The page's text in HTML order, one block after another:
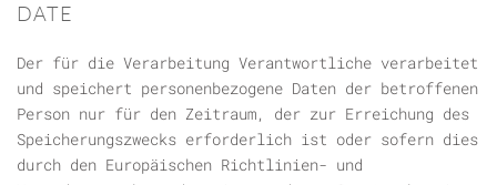
DATE
Der für die Verarbeitung Verantwortliche verarbeitet
und speichert personenbezogene Daten der betroffenen
Person nur für den Zeitraum, der zur Erreichung des
Speicherungszwecks erforderlich ist oder sofern dies
durch den Europäischen Richtlinien- und